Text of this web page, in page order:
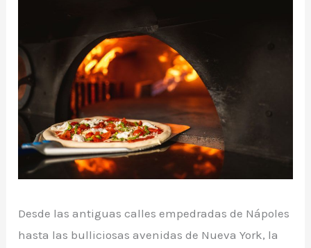
Desde las antiguas calles empedradas de Nápoles
hasta las bulliciosas avenidas de Nueva York, la